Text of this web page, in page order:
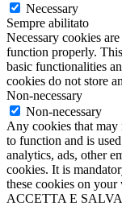
Necessary
Sempre abilitato
Necessary cookies
function properly.
basic functionalities
cookies do not store
Non-necessary
Non-necessary
Any cookies that may
to function and is
analytics, ads, other
cookies. It is
these cookies on your
ACCETTA E SALVA